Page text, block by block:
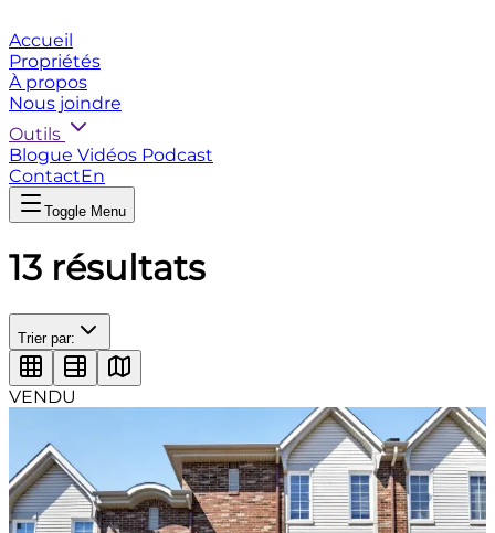
Accueil
Propriétés
À propos
Nous joindre
Outils
Blogue Vidéos Podcast
ContactEn
Toggle Menu
13 résultats
Trier par:
VENDU